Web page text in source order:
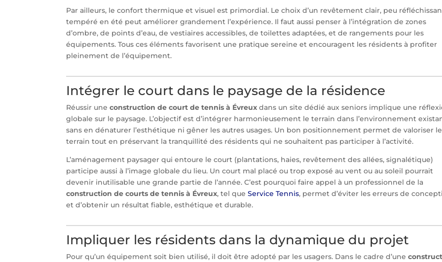
Par ailleurs, le confort thermique et visuel est primordial. Le choix d’un revêtement clair, peu
tempéré en été peut améliorer grandement l’expérience. Il faut aussi penser à l’intégration de zones
d’ombre, de points d’eau, de vestiaires accessibles, de toilettes adaptées, et de rangements pour les
équipements. Tous ces éléments favorisent une pratique sereine et encouragent les résidents à profiter
pleinement de l’équipement.
Intégrer le court dans le paysage de la résidence
Réussir uneconstruction de court de tennis à Évreux dans un site dédié aux seniors implique une
globale sur le paysage. L’objectif est d’intégrer harmonieusement le terrain dans l’environnement
sans en dénaturer l’esthétique ni gêner les autres usages. Un bon positionnement permet de valoriser le
terrain tout en préservant la tranquillité des résidents qui ne souhaitent pas participer à l’activité.
L’aménagement paysager qui entoure le court (plantations, haies, revêtement des allées, signalétique)
participe aussi à l’image globale du lieu. Un court mal placé ou trop exposé au vent ou au soleil pourrait
devenir inutilisable une grande partie de l’année. C’est pourquoi faire appel à un professionnel de la
construction de courts de tennis à Évreux, tel queService Tennis, permet d’éviter les erreurs de
et d’obtenir un résultat fiable, esthétique et durable.
Impliquer les résidents dans la dynamique du projet
Pour qu’un équipement soit bien utilisé, il doit être adopté par les usagers. Dans le cadre d’une